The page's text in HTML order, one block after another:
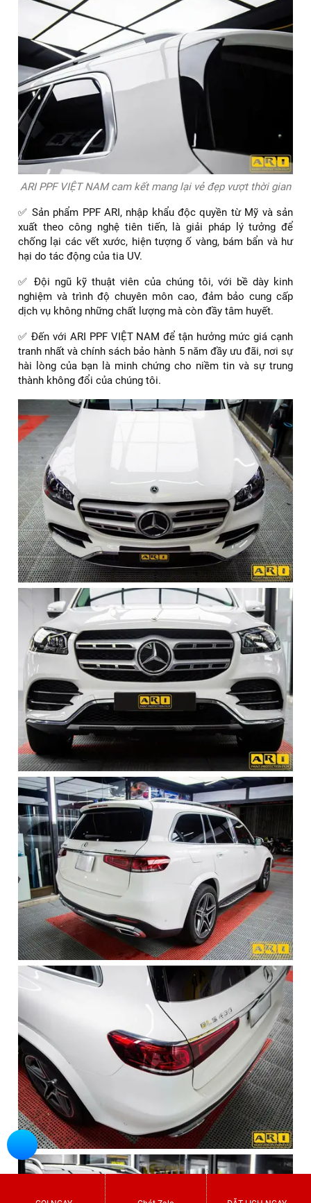
ARI PPF VIỆT NAM cam kết mang lại vẻ đẹp vượt thời gian
✅ Sản phẩm PPF ARI, nhập khẩu độc quyền từ Mỹ và sản
xuất theo công nghệ tiên tiến, là giải pháp lý tưởng để
chống lại các vết xước, hiện tượng ố vàng, bám bẩn và hư
hại do tác động của tia UV.
✅ Đội ngũ kỹ thuật viên của chúng tôi, với bề dày kinh
nghiệm và trình độ chuyên môn cao, đảm bảo cung cấp
dịch vụ không những chất lượng mà còn đầy tâm huyết.
✅ Đến với ARI PPF VIỆT NAM để tận hưởng mức giá cạnh
tranh nhất và chính sách bảo hành 5 năm đầy ưu đãi, nơi sự
hài lòng của bạn là minh chứng cho niềm tin và sự trung
thành không đổi của chúng tôi.